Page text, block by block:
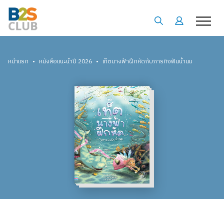
หน้าแรก • หนังสือแนะนำปี 2026 • เท็ตนางฟ้าฝึกหัดกับภารกิจฟันน้ำนม